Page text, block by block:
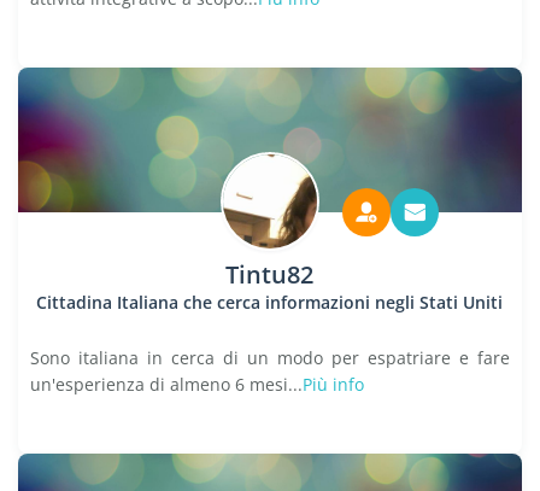
Tintu82
Cittadina Italiana che cerca informazioni negli Stati Uniti
Sono italiana in cerca di un modo per espatriare e fare
un'esperienza di almeno 6 mesi...Più info